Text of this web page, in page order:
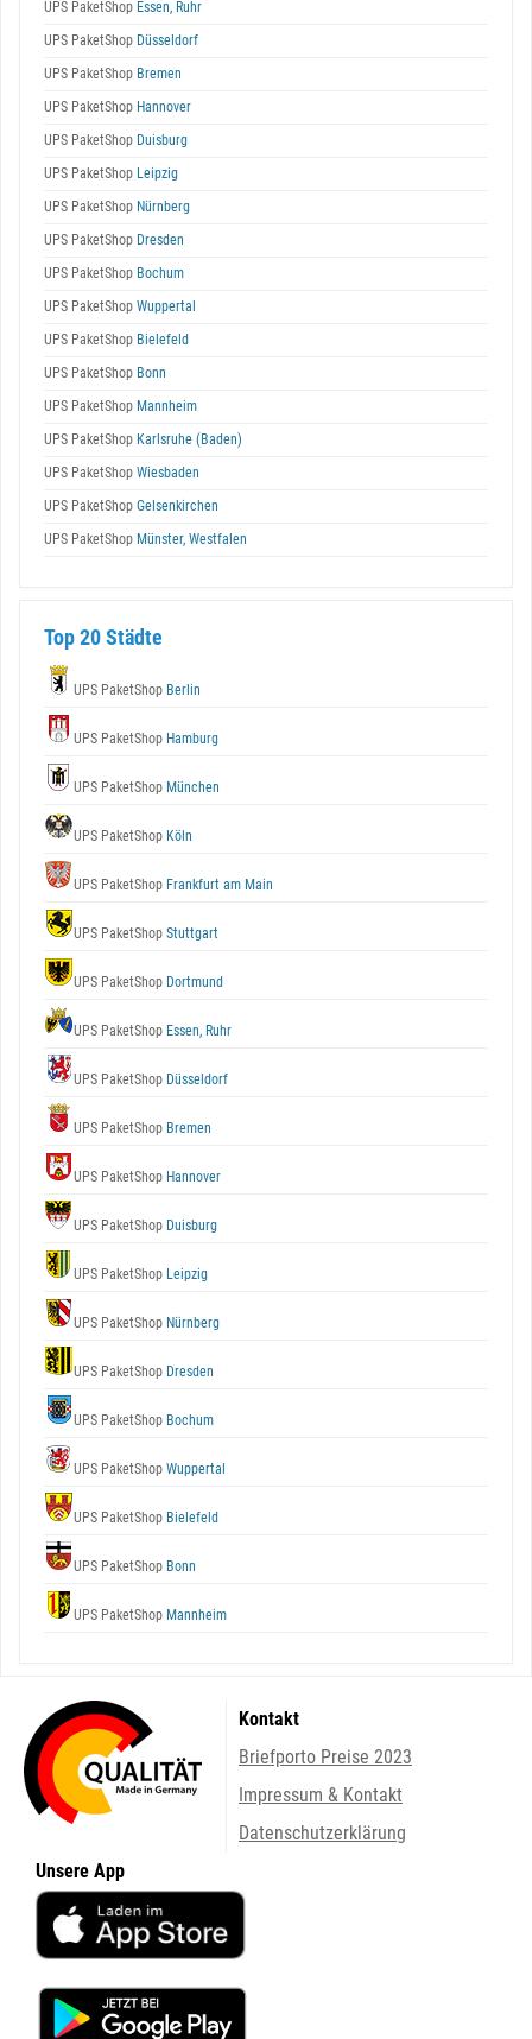
UPS PaketShop Essen, Ruhr
UPS PaketShop Düsseldorf
UPS PaketShop Bremen
UPS PaketShop Hannover
UPS PaketShop Duisburg
UPS PaketShop Leipzig
UPS PaketShop Nürnberg
UPS PaketShop Dresden
UPS PaketShop Bochum
UPS PaketShop Wuppertal
UPS PaketShop Bielefeld
UPS PaketShop Bonn
UPS PaketShop Mannheim
UPS PaketShop Karlsruhe (Baden)
UPS PaketShop Wiesbaden
UPS PaketShop Gelsenkirchen
UPS PaketShop Münster, Westfalen
Top 20 Städte
UPS PaketShop Berlin
UPS PaketShop Hamburg
UPS PaketShop München
UPS PaketShop Köln
UPS PaketShop Frankfurt am Main
UPS PaketShop Stuttgart
UPS PaketShop Dortmund
UPS PaketShop Essen, Ruhr
UPS PaketShop Düsseldorf
UPS PaketShop Bremen
UPS PaketShop Hannover
UPS PaketShop Duisburg
UPS PaketShop Leipzig
UPS PaketShop Nürnberg
UPS PaketShop Dresden
UPS PaketShop Bochum
UPS PaketShop Wuppertal
UPS PaketShop Bielefeld
UPS PaketShop Bonn
UPS PaketShop Mannheim
Kontakt
Briefporto Preise 2023
Impressum & Kontakt
Datenschutzerklärung
Unsere App